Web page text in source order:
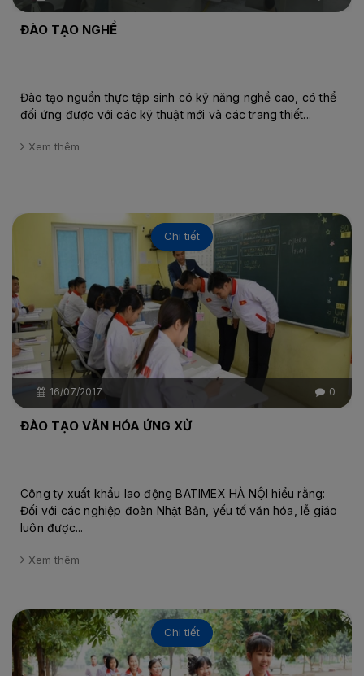
ĐÀO TẠO NGHỀ
Đào tạo nguồn thực tập sinh có kỹ năng nghề cao, có thể
đối ứng được với các kỹ thuật mới và các trang thiết...
Xem thêm
16/07/2017 0
Chi tiết
ĐÀO TẠO VĂN HÓA ỨNG XỬ
Công ty xuất khẩu lao động BATIMEX HÀ NỘI hiểu rằng:
Đối với các nghiệp đoàn Nhật Bản, yếu tố văn hóa, lễ giáo
luôn được...
Xem thêm
Chi tiết